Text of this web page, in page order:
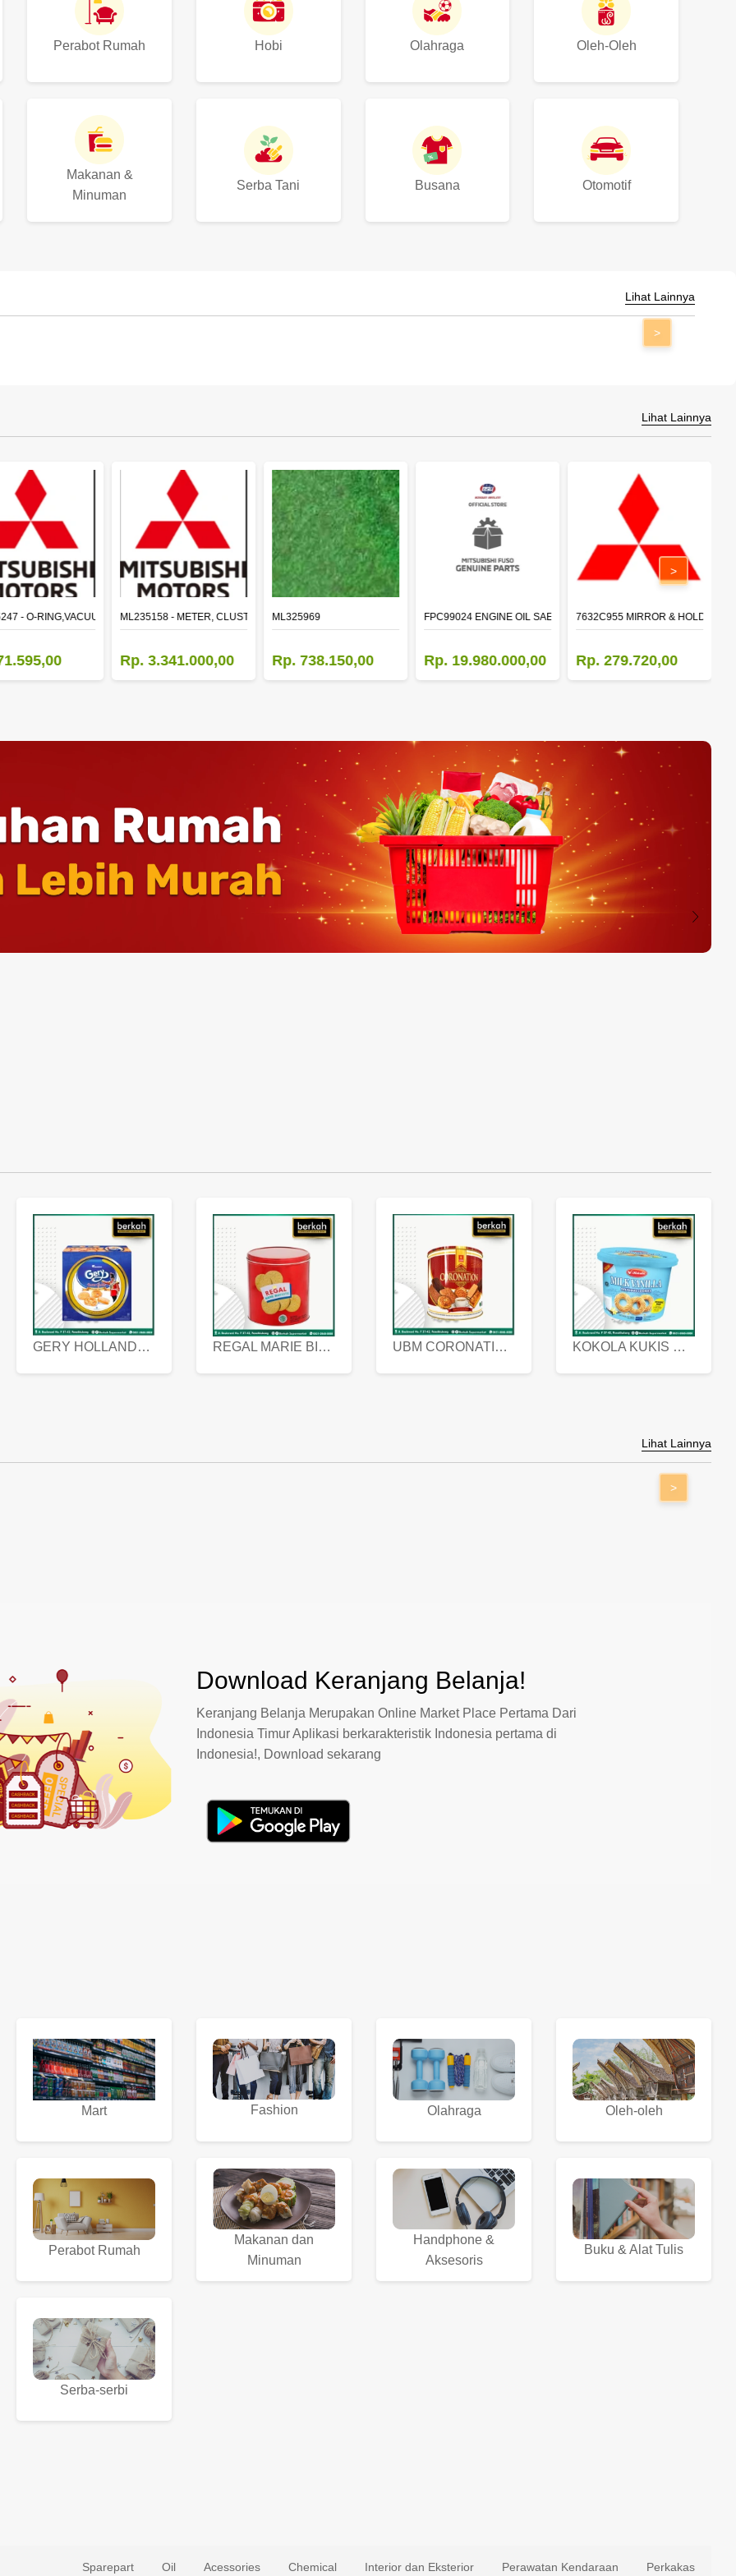
Perabot Rumah Hobi Olahraga Oleh-Oleh
Makanan &
Minuman
Serba Tani Busana Otomotif
Lihat Lainnya
>
Lihat Lainnya
- O-RING,VACUUM PUMPML235158 - METER, CLUSTER CANTER
Rp. 3.341.000,00
ML325969
Rp. 738.150,00
FPC99024 ENGINE OIL SAE 15W-40 API CI-4 (200L)
Rp. 19.980.000,00
7632C955 MIRROR &
Rp. 279.720,00
>
GERY HOLLANDA BUTTER COOKIES 450 GRAM REGAL MARIE BISCUIT KALENG 550 GRAM UBM CORONATION ASSORTED BISKUIT KALENG 450 GRAM KOKOLA KUKIS HYGIENIC MILK VANILLA PACK 320 GR
Lihat Lainnya
>
Download Keranjang Belanja!
Keranjang Belanja Merupakan Online Market Place Pertama Dari
Indonesia Timur Aplikasi berkarakteristik Indonesia pertama di
Indonesia!, Download sekarang
Mart Fashion Olahraga Oleh-oleh
Perabot Rumah
Makanan dan
Minuman
Handphone &
Aksesoris
Buku & Alat Tulis
Serba-serbi
Sparepart Oil Acessories Chemical Interior dan Eksterior Perawatan Kendaraan Perkakas